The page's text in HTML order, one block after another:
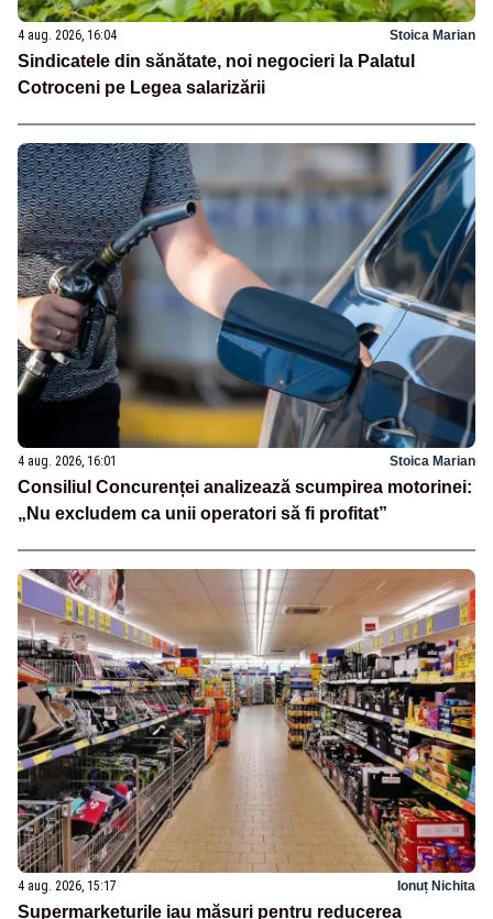
4 aug. 2026, 16:04 Stoica Marian
Sindicatele din sănătate, noi negocieri la Palatul
Cotroceni pe Legea salarizării
4 aug. 2026, 16:01 Stoica Marian
Consiliul Concurenței analizează scumpirea motorinei:
„Nu excludem ca unii operatori să fi profitat”
4 aug. 2026, 15:17 Ionuț Nichita
Supermarketurile iau măsuri pentru reducerea